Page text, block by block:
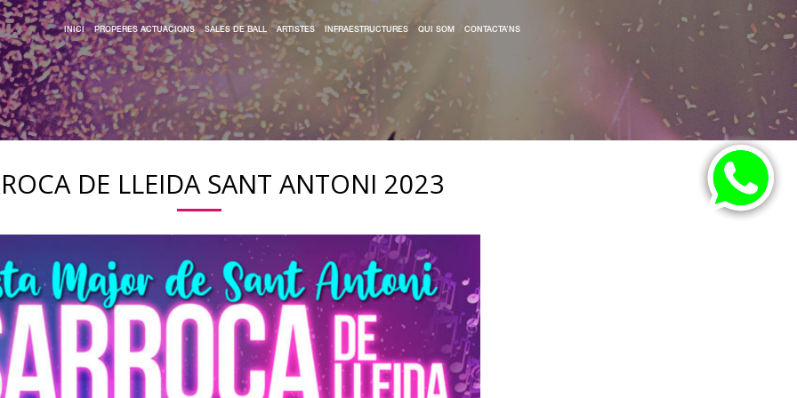
INICI PROPERES ACTUACIONS SALES DE BALL ARTISTES INFRAESTRUCTURES QUI SOM CONTACTA’NS
DE LLEIDA SANT ANTONI 2023